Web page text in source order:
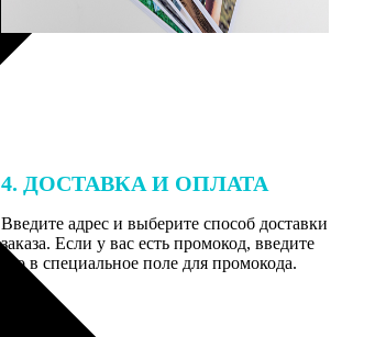
4. ДОСТАВКА И ОПЛАТА
Введите адрес и выберите способ доставки
заказа. Если у вас есть промокод, введите
его в специальное поле для промокода.